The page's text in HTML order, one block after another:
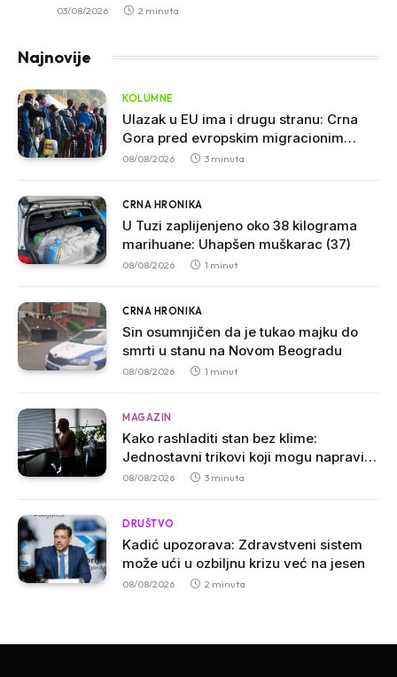
03/08/2026 2 minuta
Najnovije
KOLUMNE
Ulazak u EU ima i drugu stranu: Crna
Gora pred evropskim migracionim
pravilima
08/08/2026 3 minuta
CRNA HRONIKA
U Tuzi zaplijenjeno oko 38 kilograma
marihuane: Uhapšen muškarac (37)
08/08/2026 1 minut
CRNA HRONIKA
Sin osumnjičen da je tukao majku do
smrti u stanu na Novom Beogradu
08/08/2026 1 minut
MAGAZIN
Kako rashladiti stan bez klime:
Jednostavni trikovi koji mogu napraviti
veliku razliku
08/08/2026 3 minuta
DRUŠTVO
Kadić upozorava: Zdravstveni sistem
može ući u ozbiljnu krizu već na jesen
08/08/2026 2 minuta